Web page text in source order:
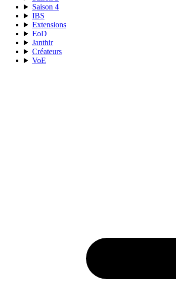
Saison 4
IBS
Extensions
EoD
Janthir
Créateurs
VoE